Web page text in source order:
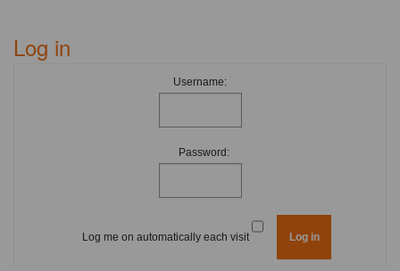
Log in
Username:
Password:
Log me on automatically each visit